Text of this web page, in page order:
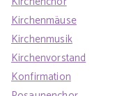
Kirchenmäuse
Kirchenmusik
Kirchenvorstand
Konfirmation